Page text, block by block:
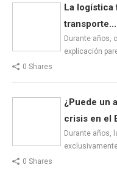
La logística
transporte...
Durante años,
explicación
0 Shares
¿Puede un
crisis en el
Durante años,
0 Shares